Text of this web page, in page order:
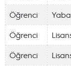
Öğrenci
Öğrenci
Öğrenci